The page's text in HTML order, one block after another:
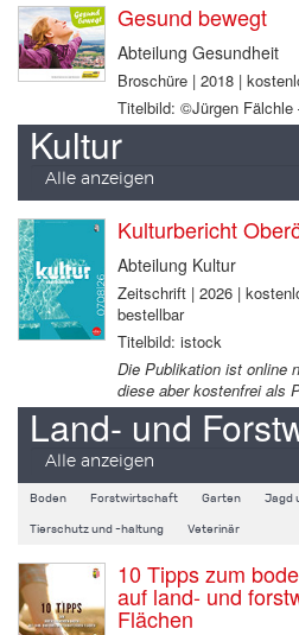
Gesund bewegt
Abteilung Gesundheit
Broschüre | 2018 |
Titelbild: ©Jürgen Fälchle
Kultur
Alle anzeigen
Kulturbericht
Abteilung Kultur
Zeitschrift | 2026 |
bestellbar
Titelbild: istock
Die Publikation ist online
diese aber kostenfrei als
Land- und
Alle anzeigen
Boden Forstwirtschaft Garten Jagd
Tierschutz und -haltung Veterinär
10 Tipps zum
auf land- und
Flächen